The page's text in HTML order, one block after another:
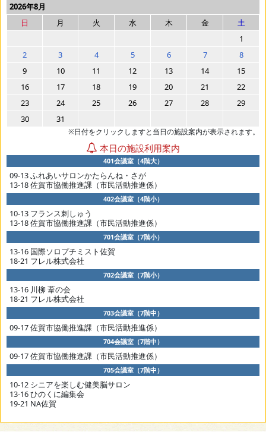
2026年8月
日
月 火 水 木 金
土
1
2
3 4 5 6 7
8
9
10 11 12 13 14
15
16
17 18 19 20 21
22
23
24 25 26 27 28
29
30
31
※日付をクリックしますと当日の施設案内が表示されます。
本日の施設利用案内
401会議室（4階大）
09-13 ふれあいサロンかたらんね・さが
13-18 佐賀市協働推進課（市民活動推進係）
402会議室（4階小）
10-13 フランス刺しゅう
13-18 佐賀市協働推進課（市民活動推進係）
701会議室（7階小）
13-16 国際ソロプチミスト佐賀
18-21 フレル株式会社
702会議室（7階小）
13-16 川柳 葦の会
18-21 フレル株式会社
703会議室（7階中）
09-17 佐賀市協働推進課（市民活動推進係）
704会議室（7階中）
09-17 佐賀市協働推進課（市民活動推進係）
705会議室（7階中）
10-12 シニアを楽しむ健美脳サロン
13-16 ひのくに編集会
19-21 NA佐賀